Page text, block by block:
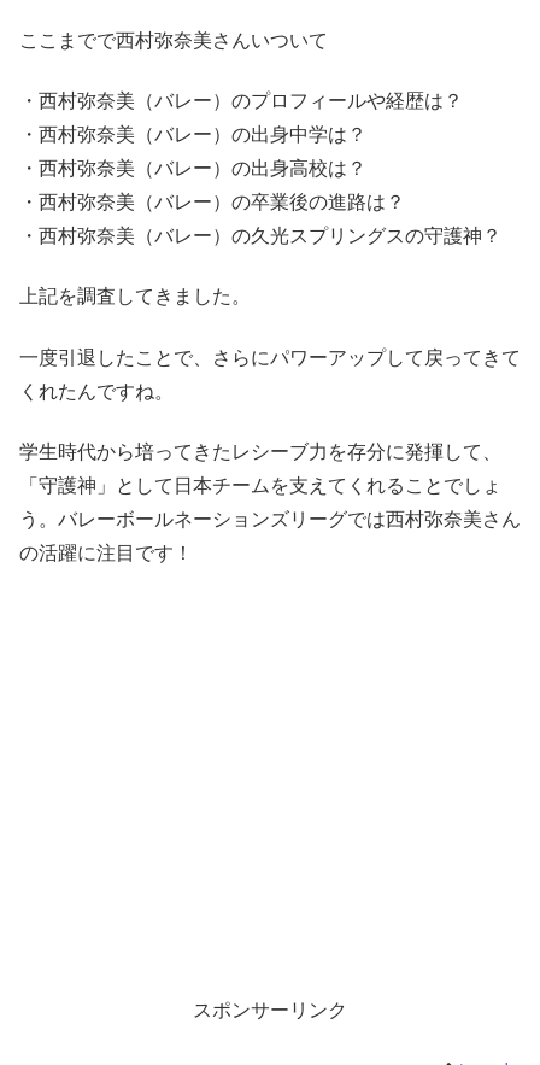
ここまでで西村弥奈美さんいついて
・西村弥奈美（バレー）のプロフィールや経歴は？
・西村弥奈美（バレー）の出身中学は？
・西村弥奈美（バレー）の出身高校は？
・西村弥奈美（バレー）の卒業後の進路は？
・西村弥奈美（バレー）の久光スプリングスの守護神？
上記を調査してきました。
一度引退したことで、さらにパワーアップして戻ってきて
くれたんですね。
学生時代から培ってきたレシーブ力を存分に発揮して、
「守護神」として日本チームを支えてくれることでしょ
う。バレーボールネーションズリーグでは西村弥奈美さん
の活躍に注目です！
スポンサーリンク